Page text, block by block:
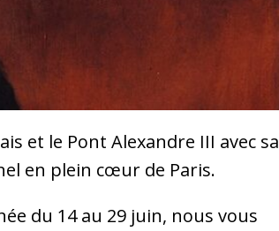
et le Pont Alexandre III avec sa
en plein cœur de Paris.
du 14 au 29 juin, nous vous